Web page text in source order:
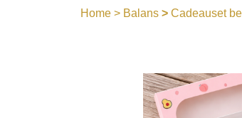
Home > Balans > Cadeauset